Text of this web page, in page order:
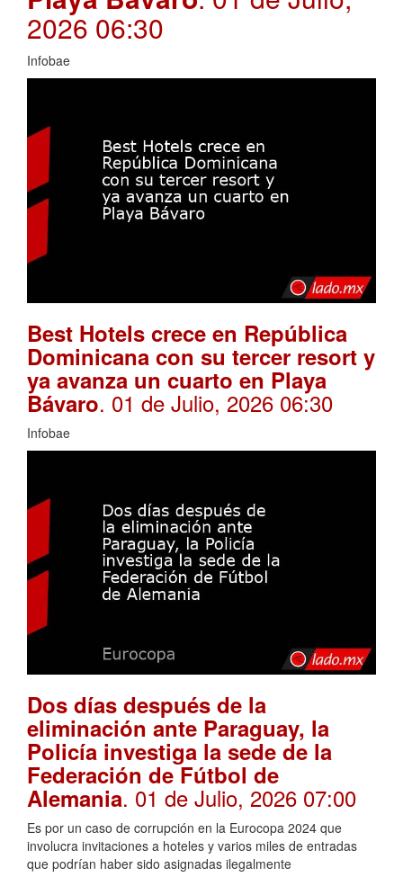
2026 06:30
Infobae
Best Hotels crece en República
Dominicana con su tercer resort y
ya avanza un cuarto en Playa
Bávaro. 01 de Julio, 2026 06:30
Infobae
Dos días después de la
eliminación ante Paraguay, la
Policía investiga la sede de la
Federación de Fútbol de
Alemania. 01 de Julio, 2026 07:00
Es por un caso de corrupción en la Eurocopa 2024 que
involucra invitaciones a hoteles y varios miles de entradas
que podrían haber sido asignadas ilegalmente